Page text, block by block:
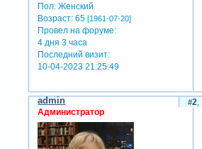
Пол: Женский
Возраст: 65[1961-07-20]
Провел на форуме:
4 дня 3 часа
Последний визит:
10-04-2023 21:25:49
2
admin
Администратор